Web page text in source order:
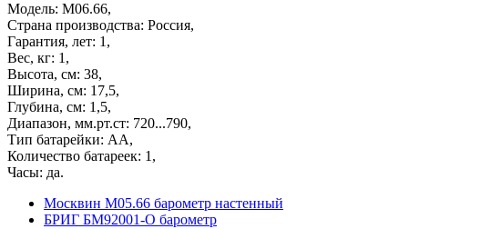
Модель: М06.66,
Страна производства: Россия,
Гарантия, лет: 1,
Вес, кг: 1,
Высота, см: 38,
Ширина, см: 17,5,
Глубина, см: 1,5,
Диапазон, мм.рт.ст: 720...790,
Тип батарейки: АА,
Количество батареек: 1,
Часы: да.
Москвин М05.66 барометр настенный
БРИГ БМ92001-О барометр